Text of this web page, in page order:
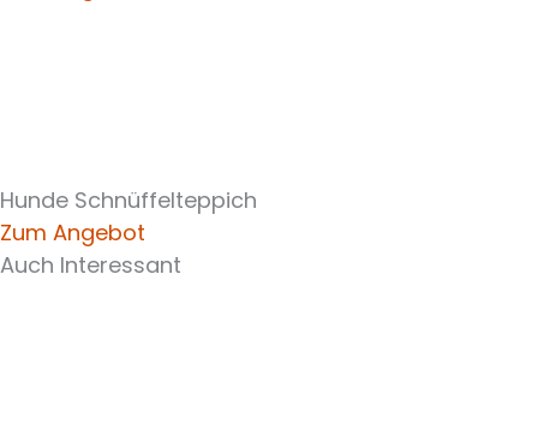
Hunde Schnüffelteppich
Zum Angebot
Auch Interessant